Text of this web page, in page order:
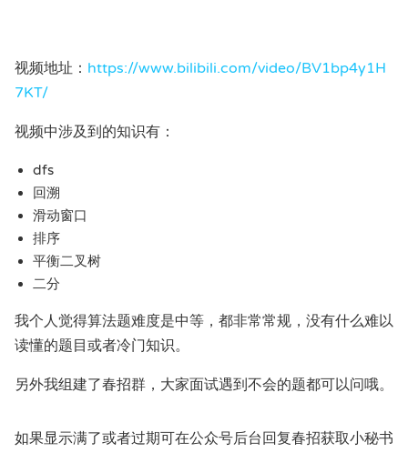
视频地址： https://www.bilibili.com/video/BV1bp4y1H
7KT/
视频中涉及到的知识有：
dfs
回溯
滑动窗口
排序
平衡二叉树
二分
我个人觉得算法题难度是中等，都非常常规，没有什么难以
读懂的题目或者冷门知识。
另外我组建了春招群，大家面试遇到不会的题都可以问哦。
如果显示满了或者过期可在公众号后台回复春招获取小秘书